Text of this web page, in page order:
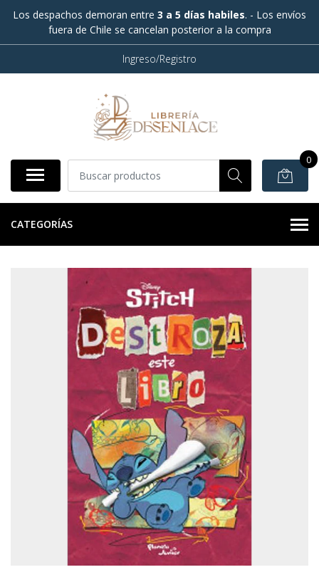
Los despachos demoran entre 3 a 5 días habiles. - Los envíos
fuera de Chile se cancelan posterior a la compra
Ingreso/Registro
0
CATEGORÍAS